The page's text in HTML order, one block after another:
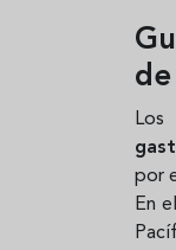
por
En